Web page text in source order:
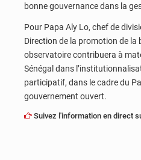
bonne gouvernance dans la
Pour Papa Aly Lo, chef de
Direction de la promotion de la
observatoire contribuera à
Sénégal dans
participatif, dans le cadre du
gouvernement ouvert.
Suivez l'information en direct